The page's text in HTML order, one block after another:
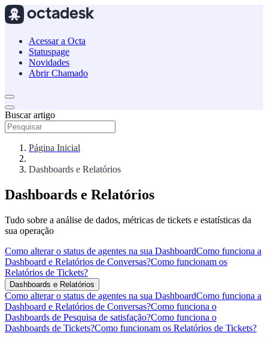
Acessar a Octa
Statuspage
Novidades
Abrir Chamado
Buscar artigo
Página Inicial
Dashboards e Relatórios
Dashboards e Relatórios
Tudo sobre a análise de dados, métricas de tickets e estatísticas da
sua operação
Como alterar o status de agentes na sua DashboardComo funciona a
Dashboard e Relatórios de Conversas?Como funcionam os
Relatórios de Tickets?
Dashboards e Relatórios
Como alterar o status de agentes na sua DashboardComo funciona a
Dashboard e Relatórios de Conversas?Como funciona o
Dashboards de Pesquisa de satisfação?Como funciona o
Dashboards de Tickets?Como funcionam os Relatórios de Tickets?